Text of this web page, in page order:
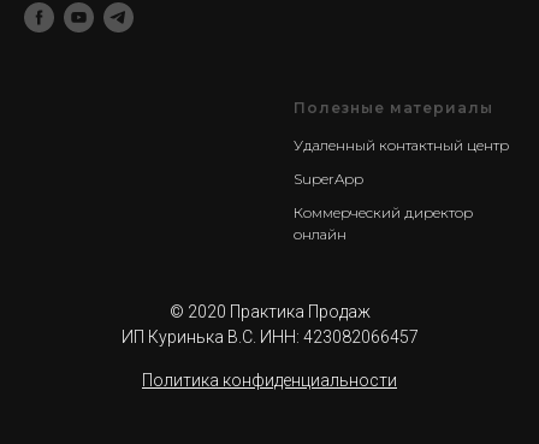
Полезные материалы
Удаленный контактный центр
SuperApp
Коммерческий директор
онлайн
© 2020 Практика Продаж
ИП Куринька В.С. ИНН: 423082066457
Политика конфиденциальности